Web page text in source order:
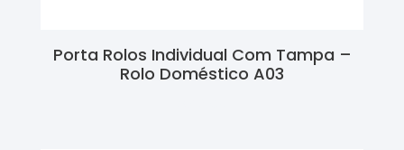
Porta Rolos Individual Com Tampa –
Rolo Doméstico A03